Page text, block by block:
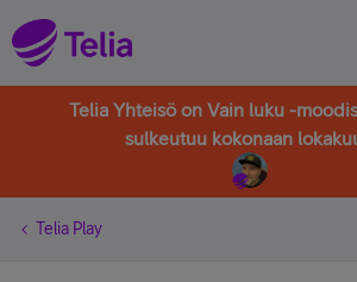
Telia Yhteisö on Vain luku -
sulkeutuu kokonaan
Telia Play